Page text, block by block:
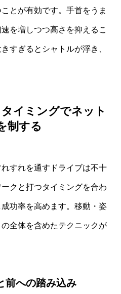
とが有効です。手首をうま
を増しつつ高さを抑えるこ
すぎるとシャトルが浮き、
イミングでネット
制する
すれを通すドライブは不十
クと打つタイミングを合わ
功率を高めます。移動・姿
全体を含めたテクニックが
前への踏み込み